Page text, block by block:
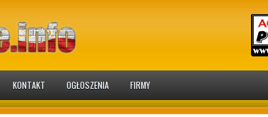
KONTAKT OGŁOSZENIA FIRMY